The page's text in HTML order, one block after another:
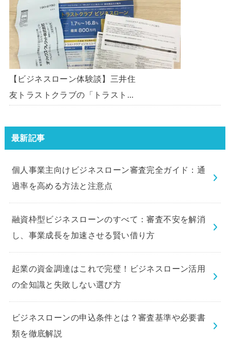
ン」を使う方法がないか、問い合
わせてみた。
【ビジネスローン体験談】三井住
友トラストクラブの「トラストク
験してみました。
最新記事
個人事業主向けビジネスローン審査完全ガイド：通
過率を高める方法と注意点
融資枠型ビジネスローンのすべて：審査不安を解消
し、事業成長を加速させる賢い借り方
起業の資金調達はこれで完璧！ビジネスローン活用
の全知識と失敗しない選び方
ビジネスローンの申込条件とは？審査基準や必要書
類を徹底解説